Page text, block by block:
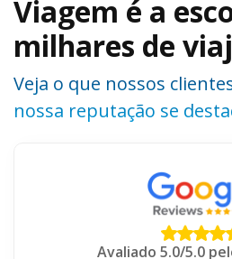
Viagem é a
milhares de
Veja o que nossos
nossa reputação se
Avaliado 5.0/5.0